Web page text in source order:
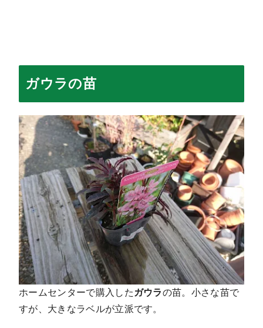
ガウラの苗
ホームセンターで購入した ガウラの苗。小さな苗で
すが、大きなラベルが立派です。